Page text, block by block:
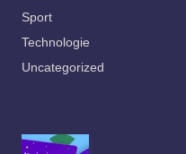
Sport
Technologie
Uncategorized